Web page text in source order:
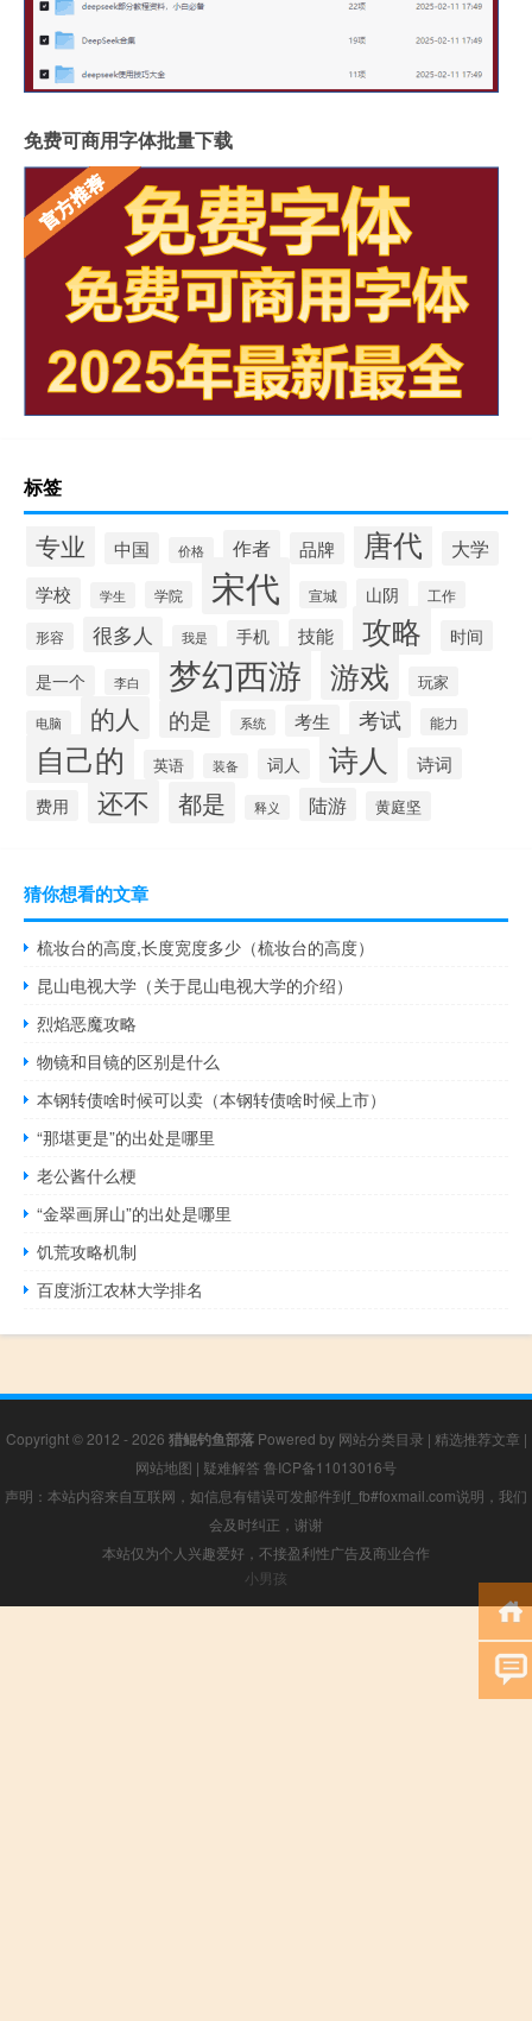
免费可商用字体批量下载
标签
专业 中国 价格 作者 品牌 唐代 大学
学校 学生 学院 宋代 宣城 山阴 工作
形容 很多人 我是 手机 技能 攻略
时间
是一个
李白 梦幻西游 游戏 玩家
电脑 的人 的是 系统 考生 考试 能力
自己的 英语 装备 词人 诗人 诗词
费用 还不 都是 释义 陆游 黄庭坚
猜你想看的文章
梳妆台的高度,长度宽度多少（梳妆台的高度）
昆山电视大学（关于昆山电视大学的介绍）
烈焰恶魔攻略
物镜和目镜的区别是什么
本钢转债啥时候可以卖（本钢转债啥时候上市）
“那堪更是”的出处是哪里
老公酱什么梗
“金翠画屏山”的出处是哪里
饥荒攻略机制
百度浙江农林大学排名
Copyright © 2012 - 2026 猎鲲钓鱼部落Powered by 网站分类目录 | 精选推荐文章 |
网站地图 | 疑难解答 鲁ICP备11013016号
声明：本站内容来自互联网，如信息有错误可发邮件到f_fb#foxmail.com说明，我们
会及时纠正，谢谢
本站仅为个人兴趣爱好，不接盈利性广告及商业合作
小男孩